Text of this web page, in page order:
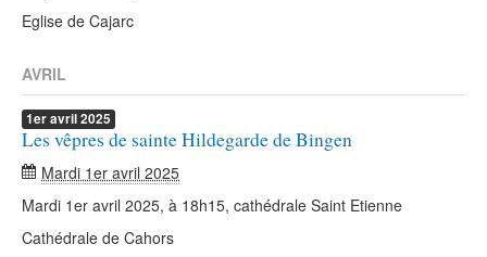
Eglise de Cajarc
AVRIL
1eravril2025
Les vêpres de sainte Hildegarde de Bingen
Mardi 1er avril 2025
Mardi 1er avril 2025, à 18h15, cathédrale Saint Etienne
Cathédrale de Cahors